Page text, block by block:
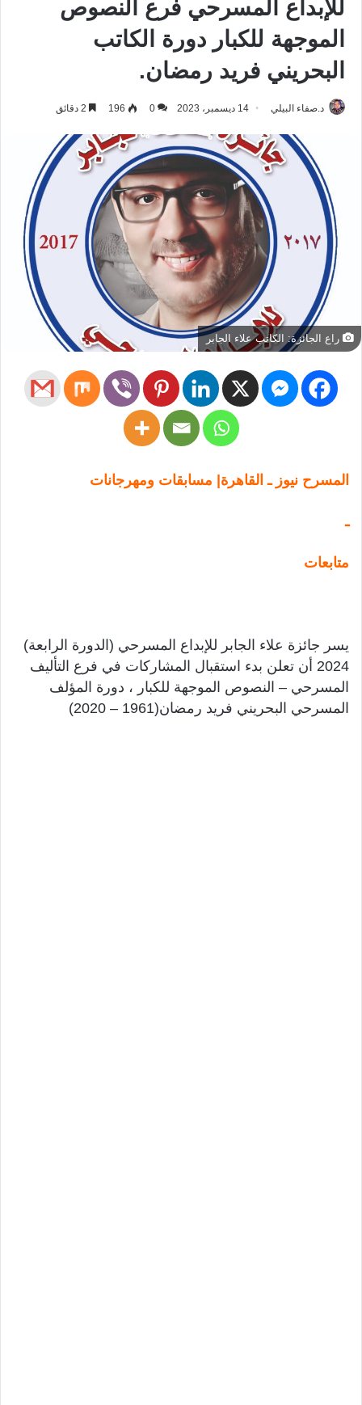
للإبداع المسرحي فرع النصوص
الموجهة للكبار دورة الكاتب
البحريني فريد رمضان.
د.صفاء البيلي 14 ديسمبر، 2023 0
196
راع الجائزة: الكاتب علاء الجابر
المسرح نيوز ـ القاهرة| مسابقات ومهرجانات
ـ
متابعات
يسر جائزة علاء الجابر للإبداع المسرحي (الدورة الرابعة)
2024 أن تعلن بدء استقبال المشاركات في فرع التأليف
المسرحي – النصوص الموجهة للكبار ، دورة المؤلف
المسرحي البحريني فريد رمضان(1961 – 2020)